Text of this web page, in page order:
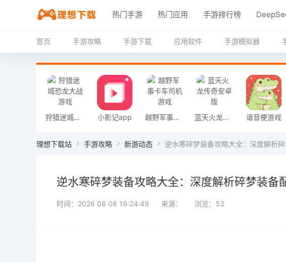
热门手游 热门应用 手游排行榜
首页 手游攻略 手游下载 应用软件 手游模拟器
狩猎迷城恐龙大战游戏 小影记app 越野军事卡车司机游戏 蓝天火龙传奇安卓版 谐音梗游戏
理想下载站 手游攻略 新游动态 逆水寒碎梦装备攻略大全：深度解析
逆水寒碎梦装备攻略大全：深度解析碎梦装备
时间：2026 08 08 19:24:49 来源： 浏览：52